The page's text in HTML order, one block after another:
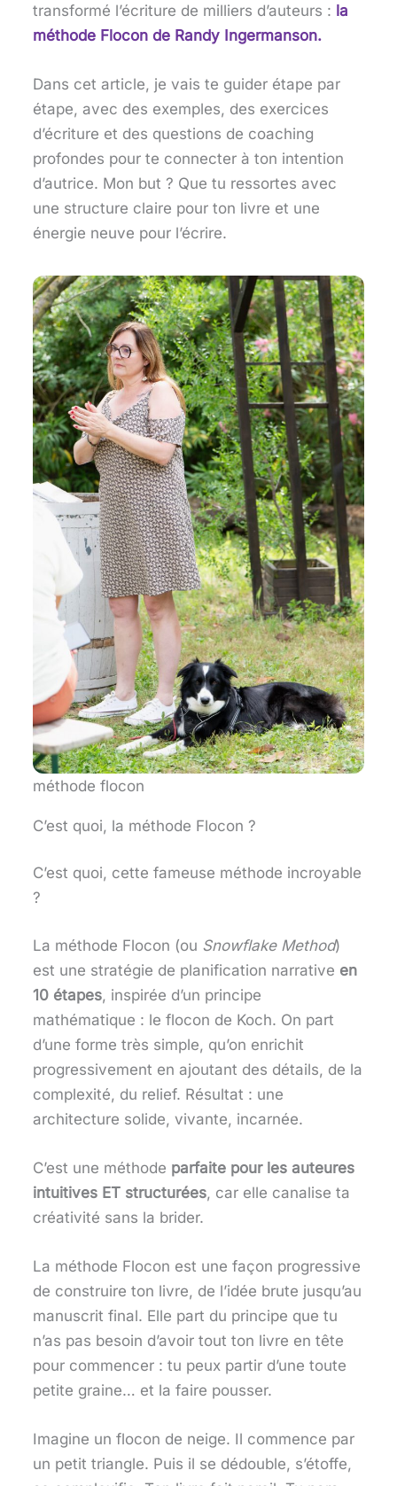
transformé l’écriture de milliers d’auteurs : la
méthode Flocon de Randy Ingermanson.
Dans cet article, je vais te guider étape par
étape, avec des exemples, des exercices
d’écriture et des questions de coaching
profondes pour te connecter à ton intention
d’autrice. Mon but ? Que tu ressortes avec
une structure claire pour ton livre et une
énergie neuve pour l’écrire.
méthode flocon
C’est quoi, la méthode Flocon ?
C’est quoi, cette fameuse méthode incroyable
?
La méthode Flocon (ou Snowflake Method)
est une stratégie de planification narrative en
10 étapes, inspirée d’un principe
mathématique : le flocon de Koch. On part
d’une forme très simple, qu’on enrichit
progressivement en ajoutant des détails, de la
complexité, du relief. Résultat : une
architecture solide, vivante, incarnée.
C’est une méthode parfaite pour les auteures
intuitives ET structurées, car elle canalise ta
créativité sans la brider.
La méthode Flocon est une façon progressive
de construire ton livre, de l’idée brute jusqu’au
manuscrit final. Elle part du principe que tu
n’as pas besoin d’avoir tout ton livre en tête
pour commencer : tu peux partir d’une toute
petite graine… et la faire pousser.
Imagine un flocon de neige. Il commence par
un petit triangle. Puis il se dédouble, s’étoffe,